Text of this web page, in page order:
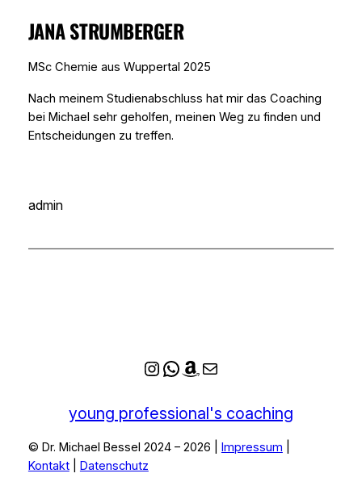
JANA STRUMBERGER
MSc Chemie aus Wuppertal 2025
Nach meinem Studienabschluss hat mir das Coaching
bei Michael sehr geholfen, meinen Weg zu finden und
Entscheidungen zu treffen.
admin
Instagram
WhatsApp
Amazon
E-Mail
young professional's coaching
© Dr. Michael Bessel 2024 – 2026 | Impressum
Kontakt| Datenschutz